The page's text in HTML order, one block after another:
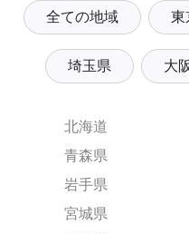
全ての地域 東
埼玉県 大
北海道
青森県
岩手県
宮城県